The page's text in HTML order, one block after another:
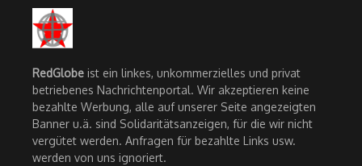
RedGlobe ist ein linkes, unkommerzielles und privat
betriebenes Nachrichtenportal. Wir akzeptieren keine
bezahlte Werbung, alle auf unserer Seite angezeigten
Banner u.ä. sind Solidaritätsanzeigen, für die wir nicht
vergütet werden. Anfragen für bezahlte Links usw.
werden von uns ignoriert.